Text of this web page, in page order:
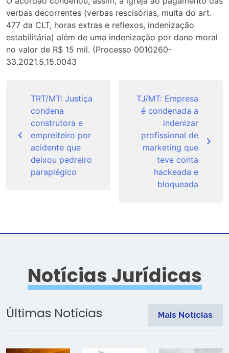
verbas decorrentes (verbas rescisórias, multa do art.
477 da CLT, horas extras e reflexos, indenização
estabilitária) além de uma indenização por dano moral
no valor de R$ 15 mil. (Processo 0010260-
33.2021.5.15.0043
Post
TRT/MT: Justiça
condena
construtora e
empreiteiro por
acidente que
deixou pedreiro
paraplégico
TJ/MT: Empresa
é condenada a
indenizar
profissional de
marketing que
teve conta
hackeada e
bloqueada
Notícias Jurídicas
Últimas Notícias Mais Notícias